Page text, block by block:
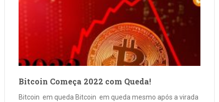
Bitcoin Começa 2022 com Queda!
Bitcoin em queda Bitcoin em queda mesmo após a virada